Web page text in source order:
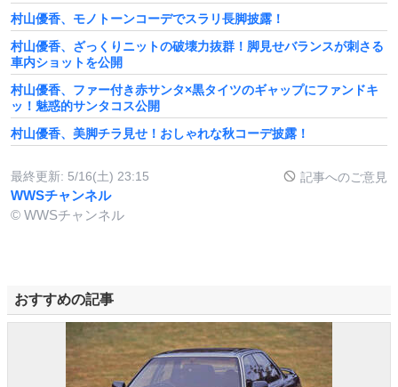
村山優香、モノトーンコーデでスラリ長脚披露！
村山優香、ざっくりニットの破壊力抜群！脚見せバランスが刺さる
車内ショットを公開
村山優香、ファー付き赤サンタ×黒タイツのギャップにファンドキ
ッ！魅惑的サンタコス公開
村山優香、美脚チラ見せ！おしゃれな秋コーデ披露！
最終更新: 5/16(土) 23:15 記事へのご意見
WWSチャンネル
© WWSチャンネル
おすすめの記事